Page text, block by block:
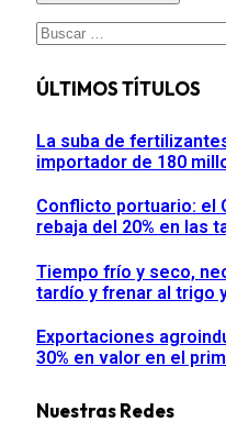
Buscar:
ÚLTIMOS TÍTULOS
La suba de
importador de 180
Conflicto portuario: el
rebaja del 20% en las
Tiempo frío y seco,
tardío y frenar al trigo
Exportaciones
30% en valor en el
Nuestras Redes